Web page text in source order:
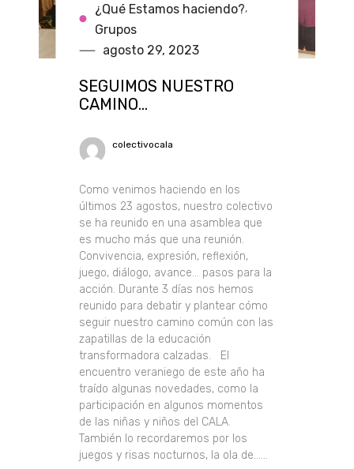
¿Qué Estamos haciendo?,
Grupos
agosto 29, 2023
SEGUIMOS NUESTRO
CAMINO…
colectivocala
Como venimos haciendo en los
últimos 23 agostos, nuestro colectivo
se ha reunido en una asamblea que
es mucho más que una reunión.
Convivencia, expresión, reflexión,
juego, diálogo, avance… pasos para la
acción. Durante 3 días nos hemos
reunido para debatir y plantear cómo
seguir nuestro camino común con las
zapatillas de la educación
transformadora calzadas. El
encuentro veraniego de este año ha
traído algunas novedades, como la
participación en algunos momentos
de las niñas y niños del CALA.
También lo recordaremos por los
juegos y risas nocturnos, la ola de......